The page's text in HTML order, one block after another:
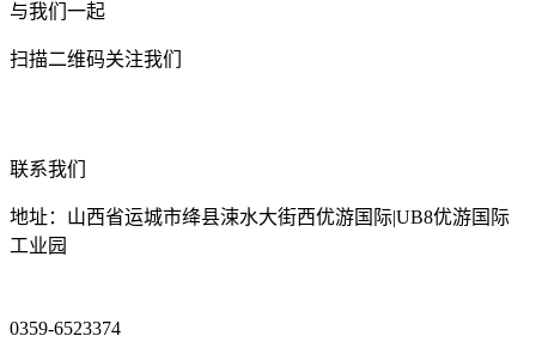
与我们一起
扫描二维码关注我们
联系我们
地址：山西省运城市绛县涑水大街西优游国际|UB8优游国际
工业园
0359-6523374